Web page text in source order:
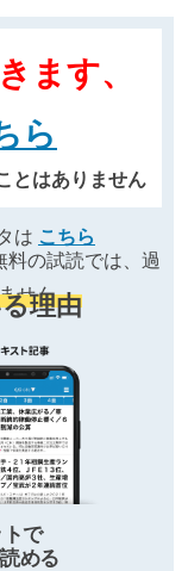
ます、
ら
とはありません
は こちら
料の試読では、過
せん
理由
で
める